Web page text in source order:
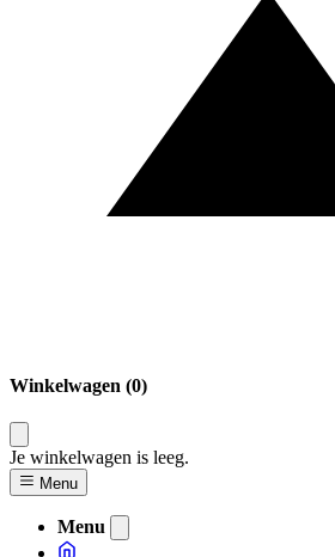
Winkelwagen (0)
Je winkelwagen is leeg.
Menu
Menu